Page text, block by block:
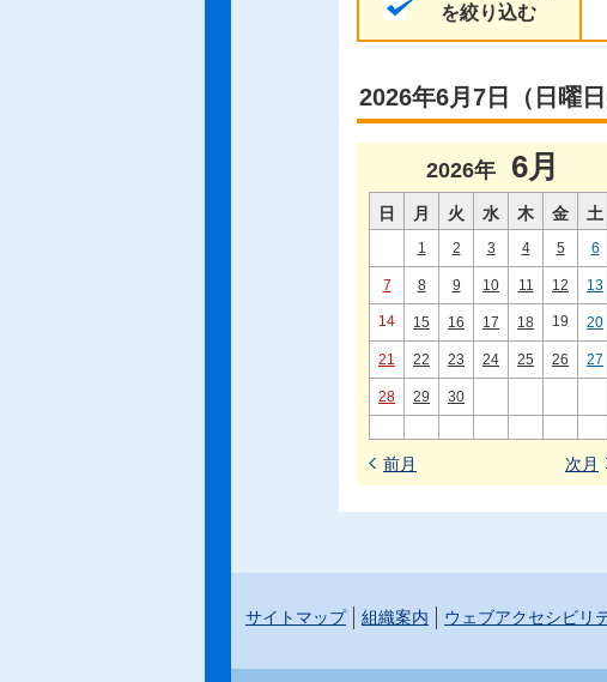
を絞り込む
2026年6月7日（日曜
2026年 6月
日 月 火 水 木 金 土
1 2 3 4 5 6
7 8 9 10 11 12 13
14 15 16 17 18 19 20
21 22 23 24 25 26 27
28 29 30
前月 次月
サイトマップ 組織案内 ウェブアクセシビリ